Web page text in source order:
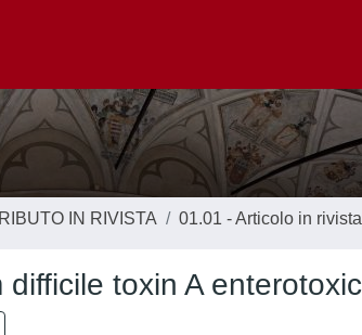
IN RIVISTA 01.01 - Articolo in rivista
toxin A